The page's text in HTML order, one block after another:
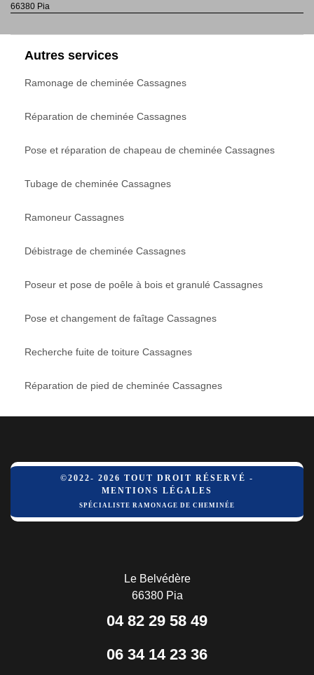
66380 Pia
Autres services
Ramonage de cheminée Cassagnes
Réparation de cheminée Cassagnes
Pose et réparation de chapeau de cheminée Cassagnes
Tubage de cheminée Cassagnes
Ramoneur Cassagnes
Débistrage de cheminée Cassagnes
Poseur et pose de poêle à bois et granulé Cassagnes
Pose et changement de faîtage Cassagnes
Recherche fuite de toiture Cassagnes
Réparation de pied de cheminée Cassagnes
©2022- 2026 TOUT DROIT RÉSERVÉ -
MENTIONS LÉGALES
SPÉCIALISTE RAMONAGE DE CHEMINÉE
Le Belvédère
66380 Pia
04 82 29 58 49
06 34 14 23 36